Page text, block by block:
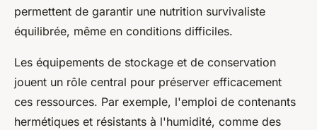
permettent de garantir une nutrition survivaliste
équilibrée, même en conditions difficiles.
Les équipements de stockage et de conservation
jouent un rôle central pour préserver efficacement
ces ressources. Par exemple, l'emploi de contenants
hermétiques et résistants à l'humidité, comme des